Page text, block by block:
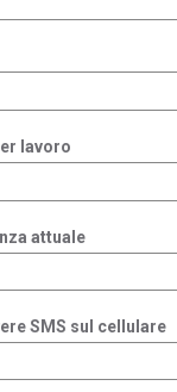
lavoro
attuale
SMS sul cellulare